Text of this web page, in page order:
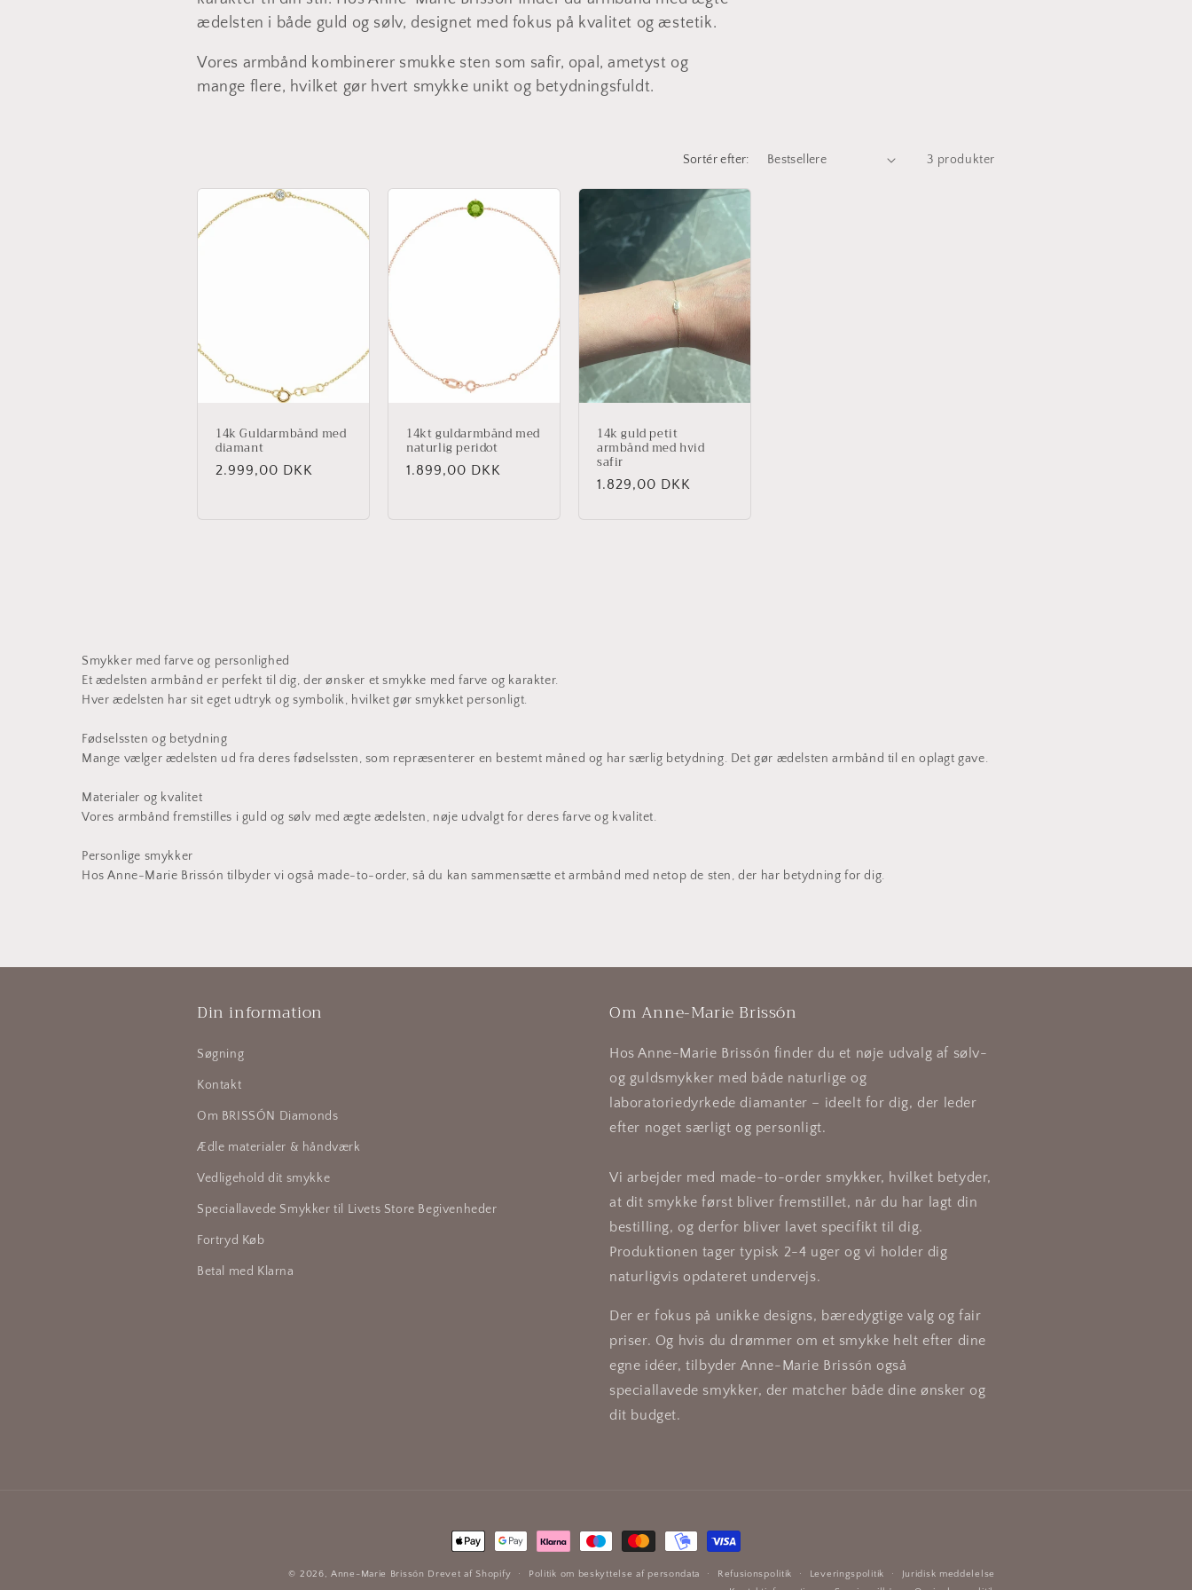
e
k
i
o
:
ædelsten i både guld og sølv, designet med fokus på kvalitet og æstetik.
Vores armbånd kombinerer smukke sten som safir, opal, ametyst og
mange flere, hvilket gør hvert smykke unikt og betydningsfuldt.
Sortér efter: 3 produkter
14k Guldarmbånd med
diamant
Normalpris
2.999,00 DKK
14kt guldarmbånd med
naturlig peridot
Normalpris
1.899,00 DKK
14k guld petit
armbånd med hvid
safir
Normalpris
1.829,00 DKK
Smykker med farve og personlighed
Et ædelsten armbånd er perfekt til dig, der ønsker et smykke med farve og karakter.
Hver ædelsten har sit eget udtryk og symbolik, hvilket gør smykket personligt.
Fødselssten og betydning
Mange vælger ædelsten ud fra deres fødselssten, som repræsenterer en bestemt måned og har særlig betydning. Det gør ædelsten armbånd til en oplagt gave.
Materialer og kvalitet
Vores armbånd fremstilles i guld og sølv med ægte ædelsten, nøje udvalgt for deres farve og kvalitet.
Personlige smykker
Hos Anne-Marie Brissón tilbyder vi også made-to-order, så du kan sammensætte et armbånd med netop de sten, der har betydning for dig.
Din information
Søgning
Kontakt
Om BRISSÓN Diamonds
Ædle materialer & håndværk
Vedligehold dit smykke
Speciallavede Smykker til Livets Store Begivenheder
Fortryd Køb
Betal med Klarna
Om Anne-Marie Brissón
Hos Anne-Marie Brissón finder du et nøje udvalg af sølv-
og guldsmykker med både naturlige og
laboratoriedyrkede diamanter – ideelt for dig, der leder
efter noget særligt og personligt.
Vi arbejder med made-to-order smykker, hvilket betyder,
at dit smykke først bliver fremstillet, når du har lagt din
bestilling, og derfor bliver lavet specifikt til dig.
Produktionen tager typisk 2-4 uger og vi holder dig
naturligvis opdateret undervejs.
Der er fokus på unikke designs, bæredygtige valg og fair
priser. Og hvis du drømmer om et smykke helt efter dine
egne idéer, tilbyder Anne-Marie Brissón også
speciallavede smykker, der matcher både dine ønsker og
dit budget.
Betalingsmetoder
© 2026,Anne-Marie Brissón Drevet af Shopify Politik om beskyttelse af persondata Refusionspolitik Leveringspolitik
Juridisk meddelelse